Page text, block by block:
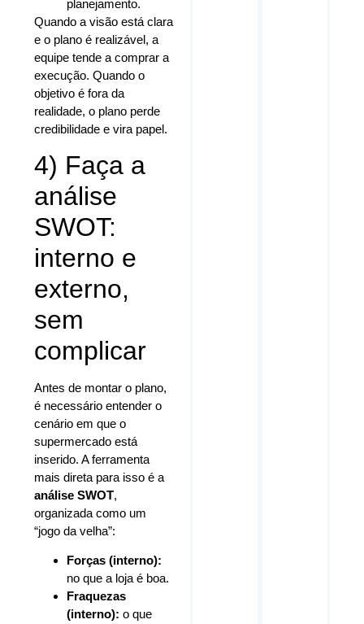
planejamento.
Quando a visão está clara
e o plano é realizável, a
equipe tende a comprar a
execução. Quando o
objetivo é fora da
realidade, o plano perde
credibilidade e vira papel.
4) Faça a
análise
SWOT:
interno e
externo,
sem
complicar
Antes de montar o plano,
é necessário entender o
cenário em que o
supermercado está
inserido. A ferramenta
mais direta para isso é a
análise SWOT,
organizada como um
“jogo da velha”:
Forças (interno):
no que a loja é boa.
Fraquezas
(interno): o que